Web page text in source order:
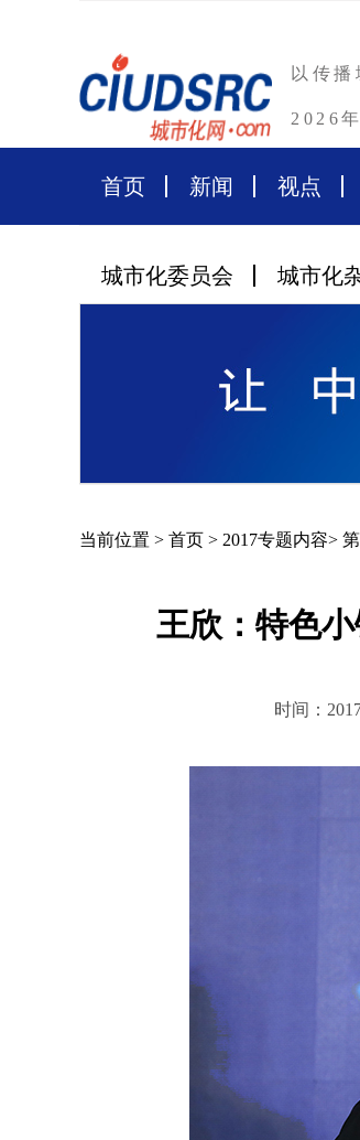
以传
2026
首页 新闻 视点
城市化委员会 城市化
当前位置 > 首页 > 2017专题内容>
王欣：特色
时间：